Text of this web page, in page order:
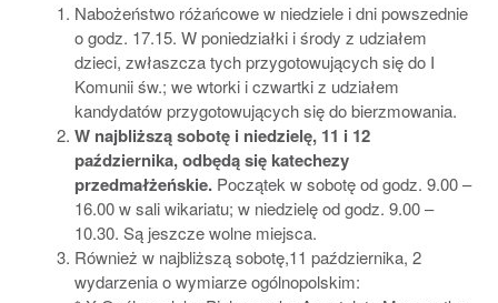
Nabożeństwo różańcowe w niedziele i dni powszednie
o godz. 17.15. W poniedziałki i środy z udziałem
dzieci, zwłaszcza tych przygotowujących się do I
Komunii św.; we wtorki i czwartki z udziałem
kandydatów przygotowujących się do bierzmowania.
W najbliższą sobotę i niedzielę, 11 i 12
października,odbędą się katechezy
przedmałżeńskie. Początek w sobotę od godz. 9.00 –
16.00 w sali wikariatu; w niedzielę od godz. 9.00 –
10.30. Są jeszcze wolne miejsca.
Również w najbliższą sobotę,11 października, 2
wydarzenia o wymiarze ogólnopolskim: